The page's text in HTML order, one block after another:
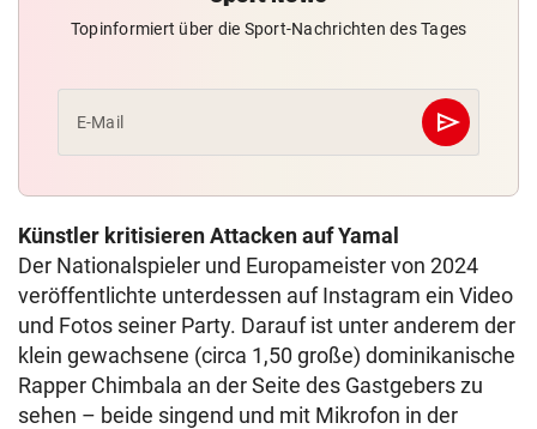
Topinformiert über die Sport-Nachrichten des Tages
E-Mail send
Abschicken
Künstler kritisieren Attacken auf Yamal
Der Nationalspieler und Europameister von 2024
veröffentlichte unterdessen auf Instagram ein Video
und Fotos seiner Party. Darauf ist unter anderem der
klein gewachsene (circa 1,50 große) dominikanische
Rapper Chimbala an der Seite des Gastgebers zu
sehen – beide singend und mit Mikrofon in der